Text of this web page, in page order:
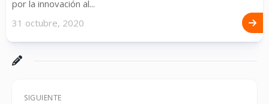
por la innovación al...
31 octubre, 2020
SIGUIENTE